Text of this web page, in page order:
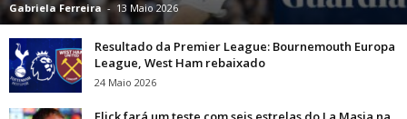
Gabriela Ferreira - 13 Maio 2026
Resultado da Premier League: Bournemouth Europa
League, West Ham rebaixado
24 Maio 2026